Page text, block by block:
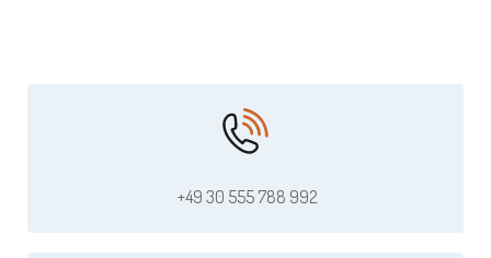
+49 30 555 788 992